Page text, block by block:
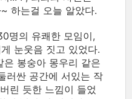
하는걸 오늘 알았다.
명의 유쾌한 모임이,
눈웃음 짓고 있었다.
봉숭아 몽우리 같은
러싼 공간에 서있는 작
린 듯한 느낌이 들었